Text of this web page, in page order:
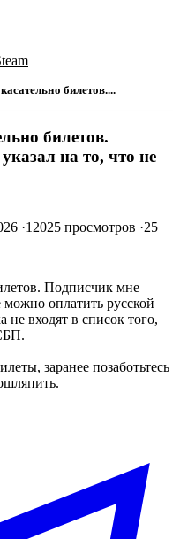
билетов....
билетов.
на то, что не
·12025 просмотров ·25
Подписчик мне
можно оплатить русской
входят в список того,
заранее позаботьтесь